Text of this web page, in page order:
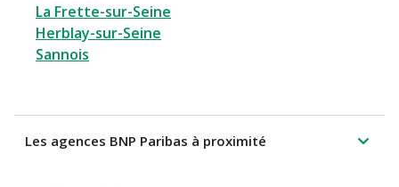
La Frette-sur-Seine
Herblay-sur-Seine
Sannois
Les agences BNP Paribas à proximité